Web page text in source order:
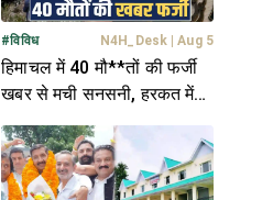
#विविध N4H_Desk | Aug 5
हिमाचल में 40 मौ**तों की फर्जी
खबर से मची सनसनी, हरकत में
शिकायत